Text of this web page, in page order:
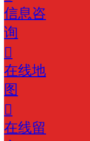
信息咨
询
在线地
图
在线留